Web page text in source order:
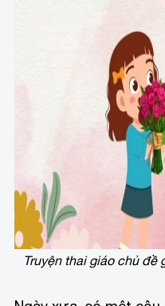
Truyện thai giáo chủ đề